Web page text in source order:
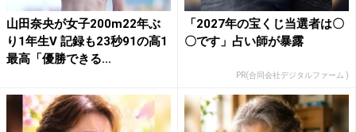
山田奈央が女子200m22年ぶ
り1年生V 記録も23秒91の高1
最高「優勝できる...
「2027年の宝くじ当選者は〇
〇です」占い師が暴露
PR(合同会社デジタルファーム )